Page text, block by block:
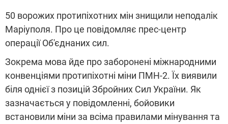
50 ворожих протипіхотних мін знищили неподалік
Маріуполя. Про це повідомляє прес-центр
операції Об'єднаних сил.
Зокрема мова йде про заборонені міжнародними
конвенціями протипіхотні міни ПМН-2. Їх виявили
біля однієї з позицій Збройних Сил України. Як
зазначається у повідомленні, бойовики
встановили міни за всіма правилами мінування та